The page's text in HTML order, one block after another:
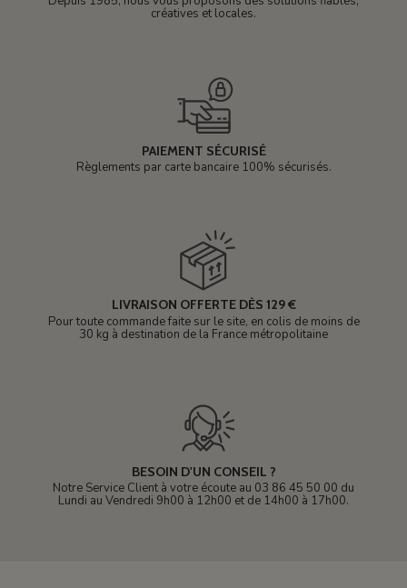
créatives et locales.
PAIEMENT SÉCURISÉ
Règlements par carte bancaire 100% sécurisés.
LIVRAISON OFFERTE DÈS 129 €
Pour toute commande faite sur le site, en colis de moins de
30 kg à destination de la France métropolitaine
BESOIN D'UN CONSEIL ?
Notre Service Client à votre écoute au 03 86 45 50 00 du
Lundi au Vendredi 9h00 à 12h00 et de 14h00 à 17h00.